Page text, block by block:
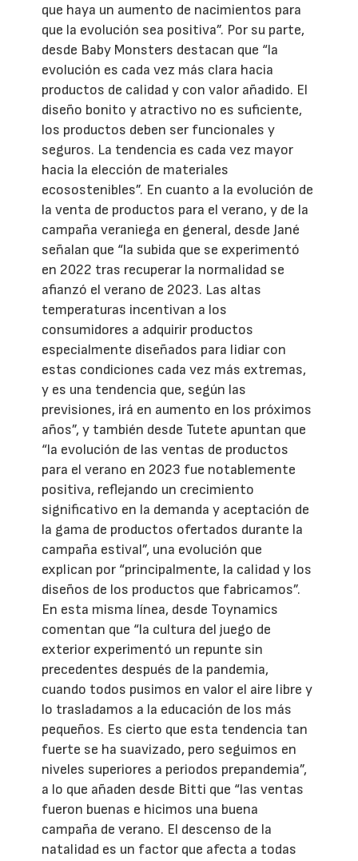
que haya un aumento de nacimientos para
que la evolución sea positiva”. Por su parte,
desde Baby Monsters destacan que “la
evolución es cada vez más clara hacia
productos de calidad y con valor añadido. El
diseño bonito y atractivo no es suficiente,
los productos deben ser funcionales y
seguros. La tendencia es cada vez mayor
hacia la elección de materiales
ecosostenibles”. En cuanto a la evolución de
la venta de productos para el verano, y de la
campaña veraniega en general, desde Jané
señalan que “la subida que se experimentó
en 2022 tras recuperar la normalidad se
afianzó el verano de 2023. Las altas
temperaturas incentivan a los
consumidores a adquirir productos
especialmente diseñados para lidiar con
estas condiciones cada vez más extremas,
y es una tendencia que, según las
previsiones, irá en aumento en los próximos
años”, y también desde Tutete apuntan que
“la evolución de las ventas de productos
para el verano en 2023 fue notablemente
positiva, reflejando un crecimiento
significativo en la demanda y aceptación de
la gama de productos ofertados durante la
campaña estival”, una evolución que
explican por “principalmente, la calidad y los
diseños de los productos que fabricamos”.
En esta misma línea, desde Toynamics
comentan que “la cultura del juego de
exterior experimentó un repunte sin
precedentes después de la pandemia,
cuando todos pusimos en valor el aire libre y
lo trasladamos a la educación de los más
pequeños. Es cierto que esta tendencia tan
fuerte se ha suavizado, pero seguimos en
niveles superiores a periodos prepandemia”,
a lo que añaden desde Bitti que “las ventas
fueron buenas e hicimos una buena
campaña de verano. El descenso de la
natalidad es un factor que afecta a todas